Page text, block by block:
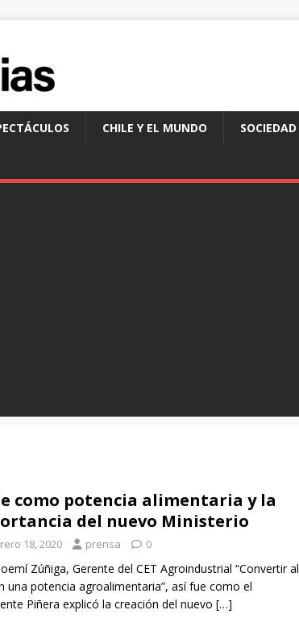
CHILE Y EL MUNDO SOCIEDAD
como potencia alimentaria y la
del nuevo Ministerio
18, 2020 prensa 0
Zúñiga, Gerente del CET Agroindustrial “Convertir al
una potencia agroalimentaria”, así fue como el
Piñera explicó la creación del nuevo […]